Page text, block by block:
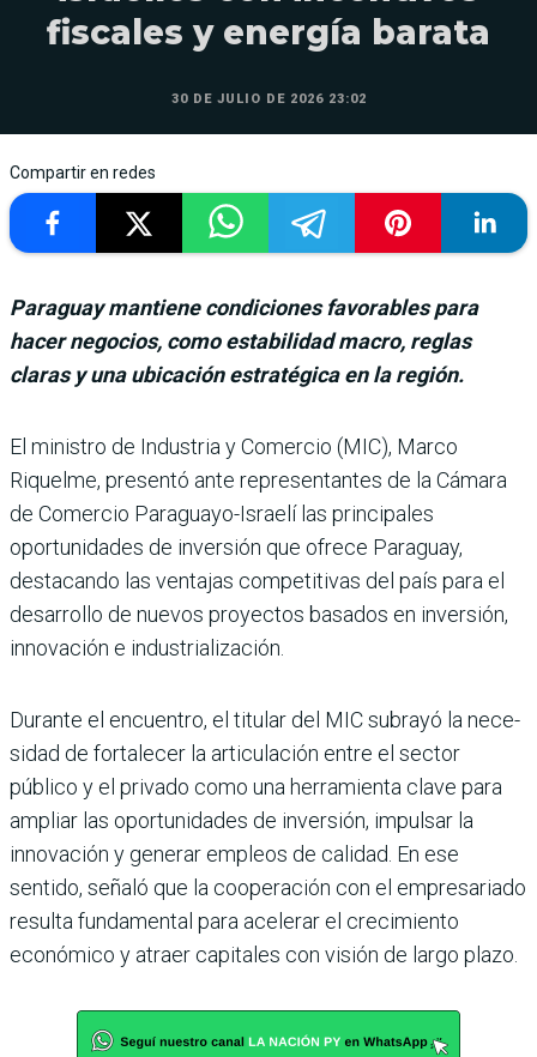
fiscales y energía barata
30 DE JULIO DE 2026 23:02
Compartir en redes
Paraguay mantiene condiciones favorables para
hacer negocios, como estabilidad macro, reglas
claras y una ubicación estratégica en la región.
El ministro de Industria y Comercio (MIC), Marco
Riquelme, pre­sentó ante representantes de la Cámara
de Comercio Para­guayo-Israelí las principales
oportunidades de inversión que ofrece Paraguay,
destacando las ventajas competitivas del país para el
desarrollo de nuevos proyectos basados en inversión,
innovación e industrialización.
Durante el encuentro, el titu­lar del MIC subrayó la nece­
sidad de fortalecer la articu­lación entre el sector
público y el privado como una herra­mienta clave para
ampliar las oportunidades de inversión, impulsar la
innovación y gene­rar empleos de calidad. En ese
sentido, señaló que la coope­ración con el empresariado
resulta fundamental para ace­lerar el crecimiento
económico y atraer capitales con visión de largo plazo.